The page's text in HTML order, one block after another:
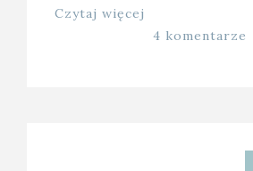
Czytaj więcej
4 komentarze